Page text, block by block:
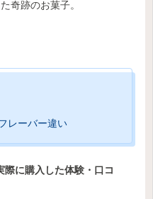
奇跡のお菓子。
レーバー違い
際に購入した体験・口コ